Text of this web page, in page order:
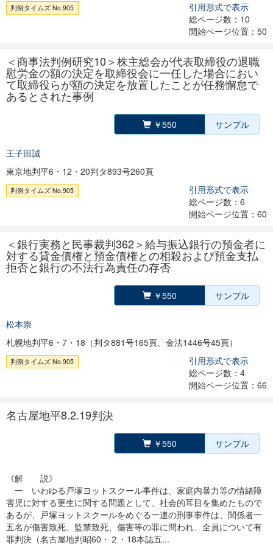
判例タイムズ No.905
引用形式で表示
総ページ数：10
開始ページ位置：50
＜商事法判例研究10＞株主総会が代表取締役の退職
慰労金の額の決定を取締役会に一任した場合におい
て取締役らが額の決定を放置したことが任務懈怠で
あるとされた事例
￥550 サンプル
王子田誠
東京地判平6・12・20判タ893号260頁
判例タイムズ No.905
引用形式で表示
総ページ数：6
開始ページ位置：60
＜銀行実務と民事裁判362＞給与振込銀行の預金者に
対する貸金債権と預金債権との相殺および預金支払
拒否と銀行の不法行為責任の存否
￥550 サンプル
松本崇
札幌地判平6・7・18（判タ881号165頁、金法1446号45頁）
判例タイムズ No.905
引用形式で表示
総ページ数：4
開始ページ位置：66
名古屋地平8.2.19判決
￥550 サンプル
《解 説》
一 いわゆる戸塚ヨットスクール事件は、家庭内暴力等の情緒障
害児に対する更生に関する問題として、社会的耳目を集めたもので
あるが、戸塚ヨットスクールをめぐる一連の刑事事件は、関係者一
五名が傷害致死、監禁致死、傷害等の罪に問われ、全員について有
罪判決（名古屋地判昭60・２・18本誌五...